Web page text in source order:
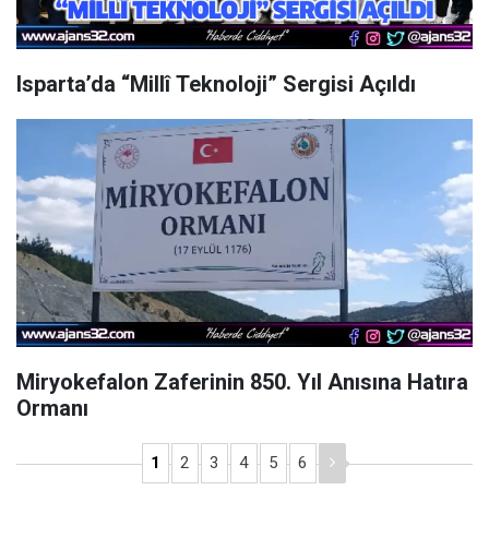
Isparta’da “Millî Teknoloji” Sergisi Açıldı
Miryokefalon Zaferinin 850. Yıl Anısına Hatıra
Ormanı
1 2 3 4 5 6